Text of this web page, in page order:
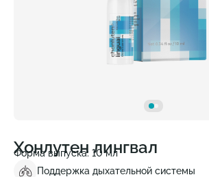
Хонлутен лингвал
Форма выпуска: 10 мл
Поддержка дыхательной системы